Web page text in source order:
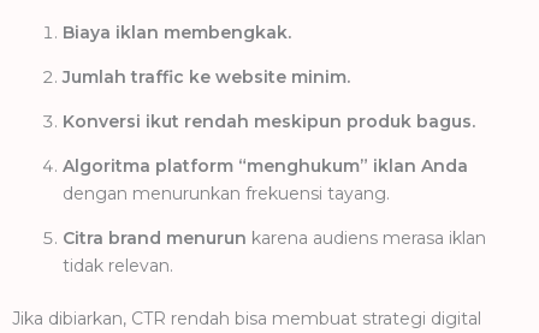
Biaya iklan membengkak.
Jumlah traffic ke website minim.
Konversi ikut rendah meskipun produk bagus.
Algoritma platform “menghukum” iklan Anda
dengan menurunkan frekuensi tayang.
Citra brand menurun karena audiens merasa iklan
tidak relevan.
Jika dibiarkan, CTR rendah bisa membuat strategi digital